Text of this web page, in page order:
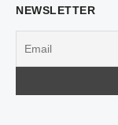
NEWSLETTER